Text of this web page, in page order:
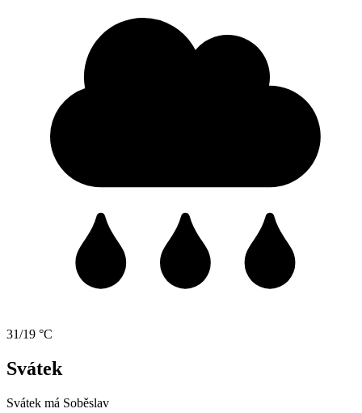
31/19 °C
Svátek
Svátek má Soběslav